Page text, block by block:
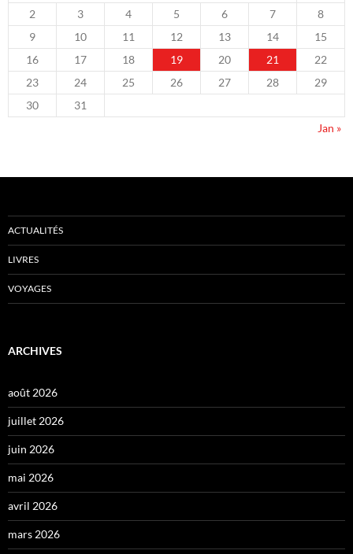
2
3 4 5 6 7
8
9
10 11 12 13 14
15
16
17 18 19 20 21
22
23
24 25 26 27 28
29
30
31
Jan »
ACTUALITÉS
LIVRES
VOYAGES
ARCHIVES
août 2026
juillet 2026
juin 2026
mai 2026
avril 2026
mars 2026